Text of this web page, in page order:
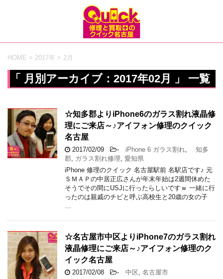
HOME > 2017年 > 2月
「 月別アーカイブ：2017年02月 」 一覧
☆知多郡よりiPhone6のガラス割れ液晶修
理にご来店～♪アイフォン修理のクイック
名古屋
2017/02/09 - iPhone 6 ガラス割れ
知多
郡 ガラス割れ修理 愛知県
iPhone 修理のクイック 名古屋駅前 名駅店です♪ 元
ＳＭＡＰの中居正広さんが年末年始は2週間休めた
そうでその間にUSJに行ったらしいですｗ 一緒に行
ったのは親戚のチビと呼ぶ高校生と20歳の女の子
☆名古屋市中区よりiPhone7のガラス割れ
液晶修理にご来店～♪アイフォン修理のク
イック名古屋
2017/02/08 - 中区 名古屋市